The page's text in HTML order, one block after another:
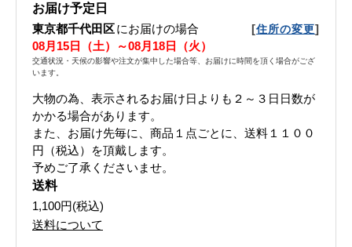
お届け予定日
東京都千代田区にお届けの場合 [住所の変更]
08月15日（土）～08月18日（火）
交通状況・天候の影響や注文が集中した場合等、お届けに時間を頂く場合がござ
います。
大物の為、表示されるお届け日よりも２～３日日数が
かかる場合があります。
また、お届け先毎に、商品１点ごとに、送料１１００
円（税込）を頂戴します。
予めご了承くださいませ。
送料
1,100円(税込)
送料について